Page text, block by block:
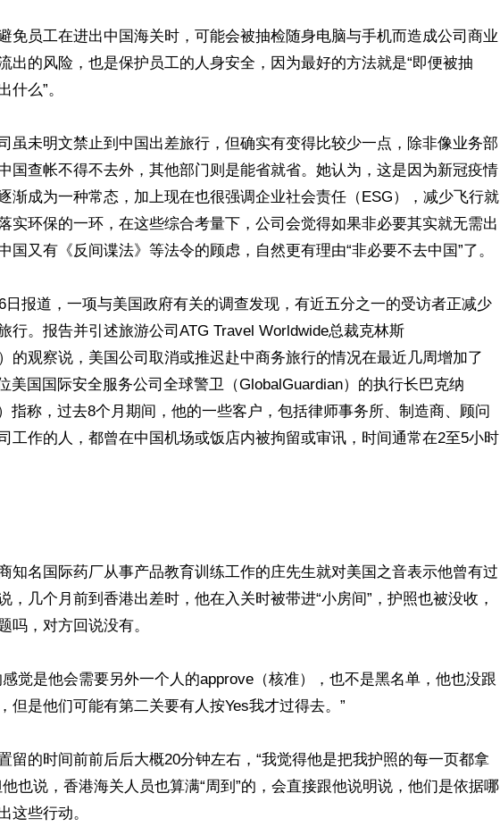
免员工在进出中国海关时，可能会被抽检随身电脑与手机而造成公司商业
出的风险，也是保护员工的人身安全，因为最好的方法就是“即便被抽
什么”。
虽未明文禁止到中国出差旅行，但确实有变得比较少一点，除非像业务部
国查帐不得不去外，其他部门则是能省就省。她认为，这是因为新冠疫情
渐成为一种常态，加上现在也很强调企业社会责任（ESG），减少飞行就
实环保的一环，在这些综合考量下，公司会觉得如果非必要其实就无需出
国又有《反间谍法》等法令的顾虑，自然更有理由“非必要不去中国”了。
日报道，一项与美国政府有关的调查发现，有近五分之一的受访者正减少
行。报告并引述旅游公司ATG Travel Worldwide总裁克林斯
）的观察说，美国公司取消或推迟赴中商务旅行的情况在最近几周增加了
美国国际安全服务公司全球警卫（GlobalGuardian）的执行长巴克纳
指称，过去8个月期间，他的一些客户，包括律师事务所、制造商、顾问
工作的人，都曾在中国机场或饭店内被拘留或审讯，时间通常在2至5小时
知名国际药厂从事产品教育训练工作的庄先生就对美国之音表示他曾有过
，几个月前到香港出差时，他在入关时被带进“小房间”，护照也被没收，
吗，对方回说没有。
感觉是他会需要另外一个人的approve（核准），也不是黑名单，他也没跟
但是他们可能有第二关要有人按Yes我才过得去。”
留的时间前前后后大概20分钟左右，“我觉得他是把我护照的每一页都拿
也说，香港海关人员也算满“周到”的，会直接跟他说明说，他们是依据哪
这些行动。